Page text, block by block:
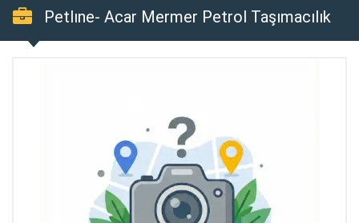
Petlıne- Acar Mermer Petrol Taşımacılık